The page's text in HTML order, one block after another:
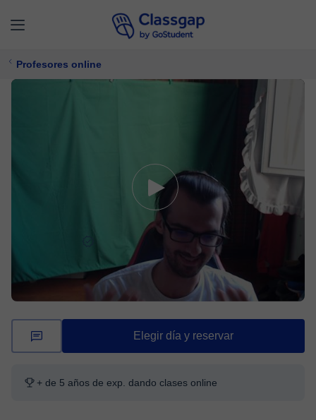
Profesores online
416 clases
Programación,Informática
Ofrece prueba gratuita
17 €/ clase
Elegir día y reservar
+ de 5 años de exp. dando clases online